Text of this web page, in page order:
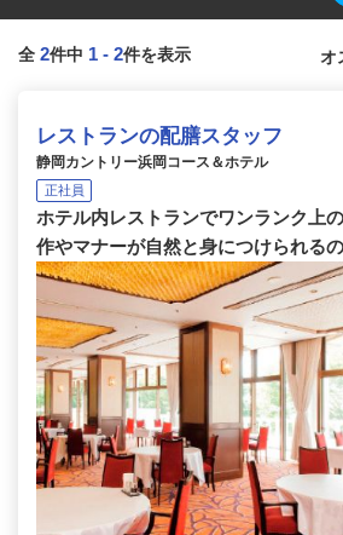
全 2件中 1 - 2件を表示
レストランの配膳スタッフ
静岡カントリー浜岡コース＆ホテル
正社員
ホテル内レストランでワンランク上
作やマナーが自然と身につけられる